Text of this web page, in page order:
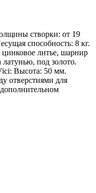
створки: от 19
способность: 8 кг.
литье, шарнир
под золото.
Высота: 50 мм.
отверстиями для